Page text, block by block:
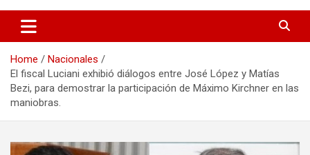
Home
Nacionales
El fiscal Luciani exhibió diálogos entre José López y Matías
Bezi, para demostrar la participación de Máximo Kirchner en las
maniobras.